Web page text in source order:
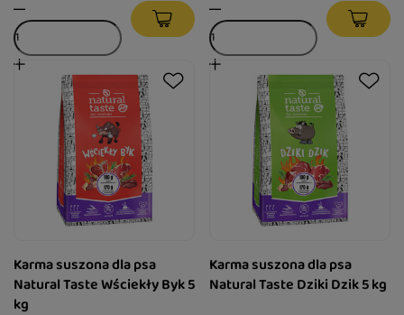
Karma suszona dla psa
Natural Taste Wściekły Byk 5
kg
Karma suszona dla psa
Natural Taste Dziki Dzik 5 kg